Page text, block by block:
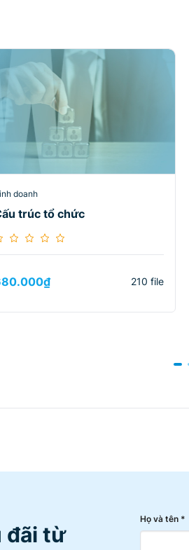
doanh
trúc tổ chức
₫ 210 file
đãi từ
Họ và tên *